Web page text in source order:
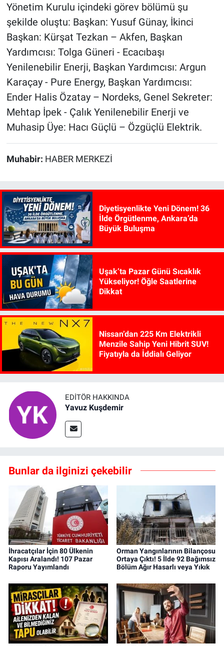
Yönetim Kurulu içindeki görev bölümü şu
şekilde oluştu: Başkan: Yusuf Günay, İkinci
Başkan: Kürşat Tezkan – Akfen, Başkan
Yardımcısı: Tolga Güneri - Ecacıbaşı
Yenilenebilir Enerji, Başkan Yardımcısı: Argun
Karaçay - Pure Energy, Başkan Yardımcısı:
Ender Halis Özatay – Nordeks, Genel Sekreter:
Mehtap İpek - Çalık Yenilenebilir Enerji ve
Muhasip Üye: Hacı Güçlü – Özgüçlü Elektrik.
Muhabir: HABER MERKEZİ
Diyetisyenlikte Yeni Dönem! 36
İlde Örgütlenme, Ankara’da
Büyük Buluşma
Uşak’ta Pazar Günü Sıcaklık
Yükseliyor! Öğle Saatlerine
Dikkat
Nissan’dan 225 Km Elektrikli
Menzile Sahip Yeni Hibrit SUV!
Fiyatıyla da İddialı Geliyor
EDITÖR HAKKINDA
Yavuz Kuşdemir
Bunlar da ilginizi çekebilir
İhracatçılar İçin 80 Ülkenin
Kapısı Aralandı! 107 Pazar
Raporu Yayımlandı
Orman Yangınlarının Bilançosu
Ortaya Çıktı! 5 İlde 92 Bağımsız
Bölüm Ağır Hasarlı veya Yıkık